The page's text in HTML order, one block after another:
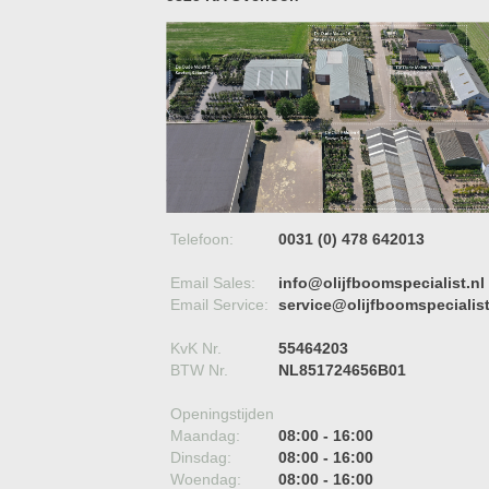
Telefoon: 0031 (0) 478 642013
Email Sales:
info@olijfboomspecialist.nl
Email Service:
KvK Nr.
55464203
BTW Nr.
NL851724656B01
Openingstijden
Maandag:
08:00 - 16:00
Dinsdag:
08:00 - 16:00
Woendag:
08:00 - 16:00